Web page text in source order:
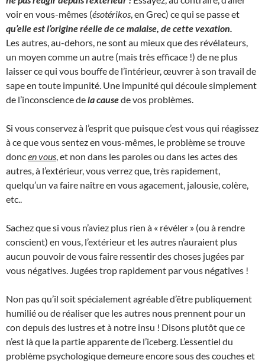
voir en vous-mêmes (ésotérikos , en Grec) ce qui se passe et
qu’elle est l’origine réelle de ce malaise, de cette vexation.
Les autres, au-dehors, ne sont au mieux que des révélateurs,
un moyen comme un autre (mais très efficace !) de ne plus
laisser ce qui vous bouffe de l’intérieur, œuvrer à son travail de
sape en toute impunité. Une impunité qui découle simplement
de l’inconscience dela causede vos problèmes.
Si vous conservez à l’esprit que puisque c’est vous qui réagissez
à ce que vous sentez en vous-mêmes, le problème se trouve
doncen vous , et non dans les paroles ou dans les actes des
autres, à l’extérieur, vous verrez que, très rapidement,
quelqu’un va faire naître en vous agacement, jalousie, colère,
etc..
Sachez que si vous n’aviez plus rien à « révéler » (ou à rendre
conscient) en vous, l’extérieur et les autres n’auraient plus
aucun pouvoir de vous faire ressentir des choses jugées par
vous négatives. Jugées trop rapidement par vous négatives !
Non pas qu’il soit spécialement agréable d’être publiquement
humilié ou de réaliser que les autres nous prennent pour un
con depuis des lustres et à notre insu ! Disons plutôt que ce
n’est là que la partie apparente de l’iceberg. L’essentiel du
problème psychologique demeure encore sous des couches et